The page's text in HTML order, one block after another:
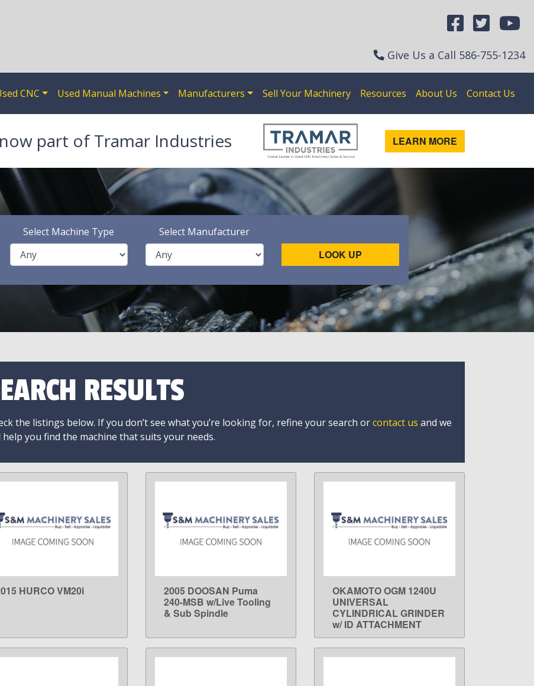
Give Us a Call 586-755-1234
CNC Used Manual Machines Manufacturers Sell Your Machinery Resources About Us Contact Us
part of Tramar Industries LEARN MORE
Select Machine Type Select Manufacturer
LOOK UP
RESULTS
the listings below. If you don’t see what you’re looking for, refine your search orcontact us and we
help you find the machine that suits your needs.
LEARN MORE
HURCO VM20i LEARN MORE
2005 DOOSAN Puma
240-MSB w/Live Tooling
& Sub Spindle
LEARN MORE
OKAMOTO OGM 1240U
UNIVERSAL
CYLINDRICAL GRINDER
w/ ID ATTACHMENT